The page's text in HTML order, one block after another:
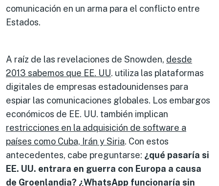
comunicación en un arma para el conflicto entre
Estados.
A raíz de las revelaciones de Snowden, desde
2013 sabemos que EE. UU. utiliza las plataformas
digitales de empresas estadounidenses para
espiar las comunicaciones globales. Los embargos
económicos de EE. UU. también implican
restricciones en la adquisición de software a
países como Cuba, Irán y Siria. Con estos
antecedentes, cabe preguntarse: ¿qué pasaría si
EE. UU. entrara en guerra con Europa a causa
de Groenlandia? ¿WhatsApp funcionaría sin